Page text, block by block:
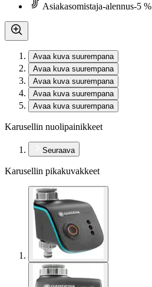
Asiakasomistaja-alennus-5 %
Avaa kuva suurempana
Avaa kuva suurempana
Avaa kuva suurempana
Avaa kuva suurempana
Avaa kuva suurempana
Karusellin nuolipainikkeet
Seuraava
Karusellin pikakuvakkeet